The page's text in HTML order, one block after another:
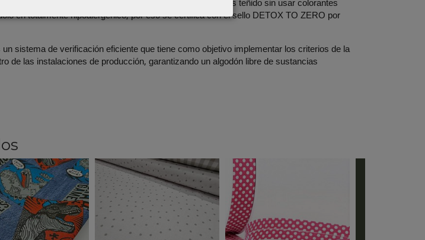
tóxicas o nocivas en la cadena de suministro. El hilo es teñido sin usar colorantes
en totalmente hipoalergénico, por eso se certifica con el sello DETOX TO ZERO por
sistema de verificación eficiente que tiene como objetivo implementar los criterios de la
de las instalaciones de producción, garantizando un algodón libre de sustancias